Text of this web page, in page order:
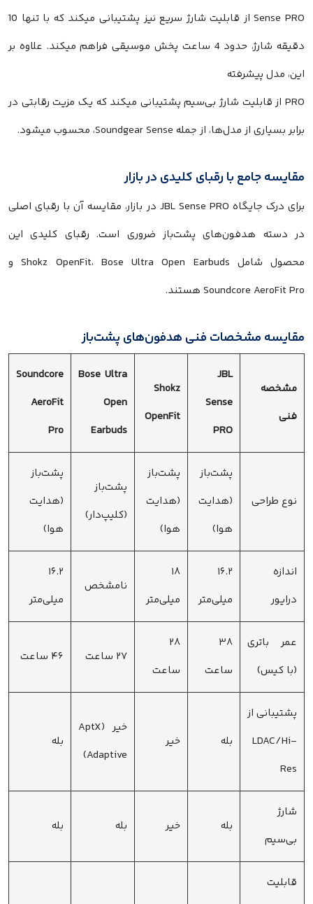
Sense PRO از قابلیت شارژ سریع نیز پشتیبانی میکند که با تنها 10
دقیقه شارژ، حدود 4 ساعت پخش موسیقی فراهم میکند. علاوه بر
این، مدل پیشرفته
PRO از قابلیت شارژ بی‌سیم پشتیبانی میکند که یک مزیت رقابتی در
برابر بسیاری از مدل‌ها، از جمله Soundgear Sense، محسوب میشود.
مقایسه جامع با رقبای کلیدی در بازار
برای درک جایگاه JBL Sense PRO در بازار، مقایسه آن با رقبای اصلی
در دسته هدفون‌های پشت‌باز ضروری است. رقبای کلیدی این
محصول شامل Shokz OpenFit، Bose Ultra Open Earbuds و
Soundcore AeroFit Pro هستند.
مقایسه مشخصات فنی هدفون‌های پشت‌باز
مشخصه
فنی
JBL
Sense
PRO
Shokz
OpenFit
Bose Ultra
Open
Earbuds
Soundcore
AeroFit
Pro
نوع طراحی
پشت‌باز
(هدایت
هوا)
پشت‌باز
(هدایت
هوا)
پشت‌باز
(کلیپ‌دار)
پشت‌باز
(هدایت
هوا)
اندازه
درایور
۱۶.۲
میلی‌متر
۱۸
میلی‌متر
نامشخص
۱۶.۲
میلی‌متر
عمر باتری
(با کیس)
۳۸
ساعت
۲۸
ساعت
۲۷ ساعت ۴۶ ساعت
پشتیبانی از
LDAC/Hi-
Res
بله خیر
خیر (AptX
Adaptive)
بله
شارژ
بی‌سیم
بله خیر بله بله
قابلیت